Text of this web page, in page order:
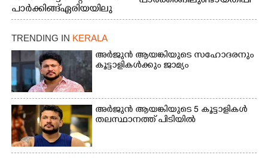
പാർക്കിങ്ങ് ഏരിയയിലു
ണ്ടായ തീപിടിത്തം അണ
യ്ക്കാൻ ശ്രമിക്കുന്ന ഫയർ
ഫോഴ്സ് ഉദ്യോഗസ്ഥർ
കാരണം സമീപത്ത് കൂടി
TRENDING IN KERALA
അർജുൻ ആയങ്കിയുടെ സഹോദരനും
കൂട്ടാളികൾക്കും ജാമ്യം
അർജുൻ ആയങ്കിയുടെ 5 കൂട്ടാളികൾ
തലസ്ഥാനത്ത് പിടിയിൽ